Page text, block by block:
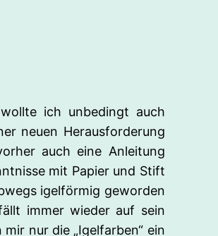
ich unbedingt auch
neuen Herausforderung
auch eine Anleitung
mit Papier und Stift
igelförmig geworden
immer wieder auf sein
nur die „Igelfarben“ ein